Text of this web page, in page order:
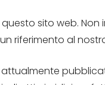
sito web.
riferimento al